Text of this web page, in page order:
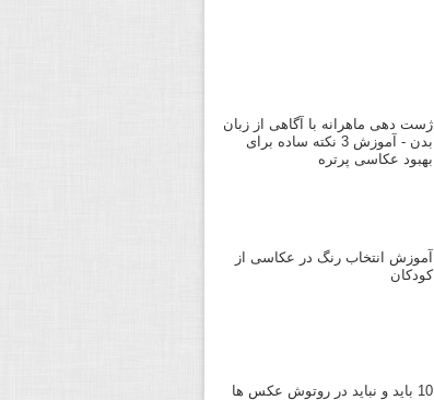
ژست دهی ماهرانه با آگاهی از زبان
بدن - آموزش 3 نکته ساده برای
بهبود عکاسی پرتره
آموزش انتخاب رنگ در عکاسی از
کودکان
10 باید و نباید در روتوش عکس ها